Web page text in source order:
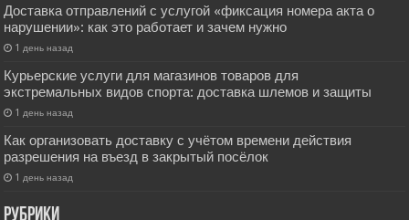
Доставка отправлений с услугой «фиксация номера акта о
нарушении»: как это работает и зачем нужно
1 день назад
Курьерские услуги для магазинов товаров для
экстремальных видов спорта: доставка шлемов и защиты
1 день назад
Как организовать доставку с учётом времени действия
разрешения на въезд в закрытый посёлок
1 день назад